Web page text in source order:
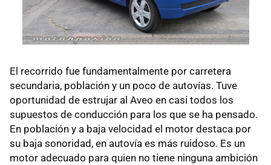
El recorrido fue fundamentalmente por carretera
secundaria, población y un poco de autovías. Tuve
oportunidad de estrujar al Aveo en casi todos los
supuestos de conducción para los que se ha pensado.
En población y a baja velocidad el motor destaca por
su baja sonoridad, en autovía es más ruidoso. Es un
motor adecuado para quien no tiene ninguna ambición